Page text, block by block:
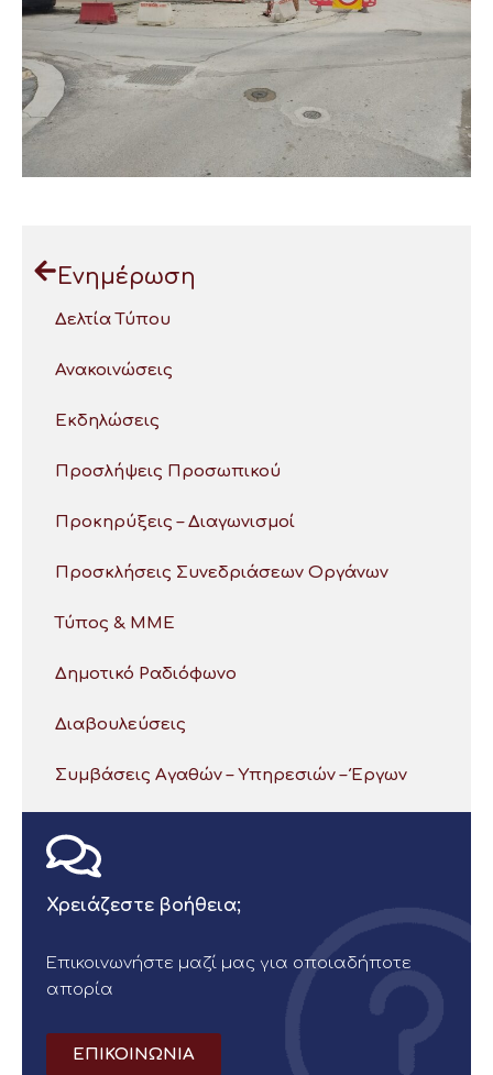
Ενημέρωση
Δελτία Τύπου
Ανακοινώσεις
Εκδηλώσεις
Προσλήψεις Προσωπικού
Προκηρύξεις – Διαγωνισμοί
Προσκλήσεις Συνεδριάσεων Οργάνων
Τύπος & ΜΜΕ
Δημοτικό Ραδιόφωνο
Διαβουλεύσεις
Συμβάσεις Αγαθών – Υπηρεσιών – Έργων
Χρειάζεστε βοήθεια;
Επικοινωνήστε μαζί μας για οποιαδήποτε
απορία
ΕΠΙΚΟΙΝΩΝΙΑ